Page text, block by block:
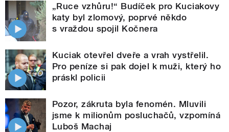
„Ruce vzhůru!“ Budíček pro Kuciakovy
katy byl zlomový, poprvé někdo
s vraždou spojil Kočnera
Kuciak otevřel dveře a vrah vystřelil.
Pro peníze si pak dojel k muži, který ho
práskl policii
Pozor, zákruta byla fenomén. Mluvili
jsme k milionům posluchačů, vzpomíná
Luboš Machaj